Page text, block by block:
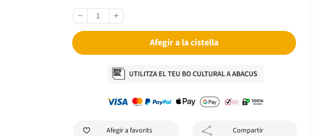
Afegir a la cistella
Afegir a favorits Compartir